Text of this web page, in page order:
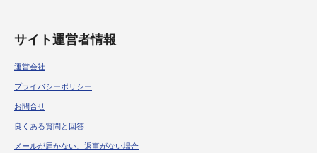
サイト運営者情報
運営会社
プライバシーポリシー
お問合せ
良くある質問と回答
メールが届かない、返事がない場合